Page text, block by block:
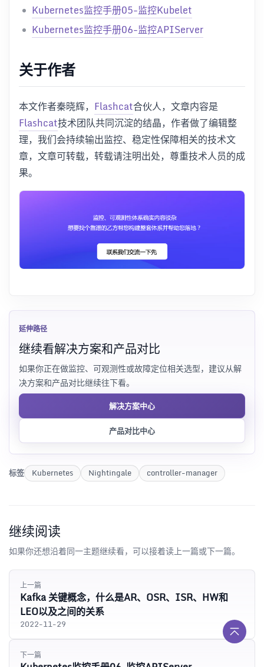
Kubernetes监控手册05-监控Kubelet
Kubernetes监控手册06-监控APIServer
关于作者
本文作者秦晓辉， Flashcat合伙人，文章内容是
Flashcat技术团队共同沉淀的结晶，作者做了编辑整
理，我们会持续输出监控、稳定性保障相关的技术文
章，文章可转载，转载请注明出处，尊重技术人员的成
果。
延伸路径
继续看解决方案和产品对比
如果你正在做监控、可观测性或故障定位相关选型，建议从解
决方案和产品对比继续往下看。
解决方案中心
产品对比中心
标签 Kubernetes Nightingale controller-manager
继续阅读
如果你还想沿着同一主题继续看，可以接着读上一篇或下一篇。
上一篇
Kafka 关键概念，什么是AR、OSR、ISR、HW和
LEO以及之间的关系
2022-11-29
下一篇